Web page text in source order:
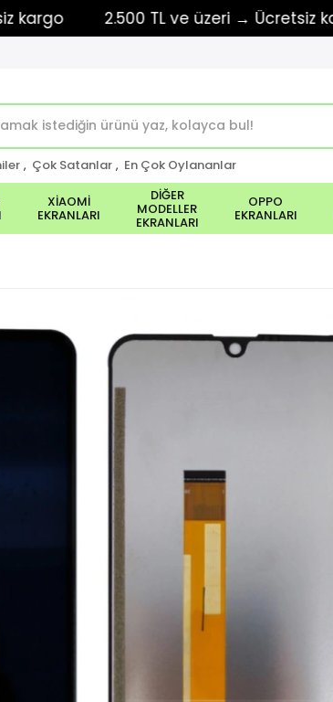
2.500 TL ve üzeri → Ücretsiz kargo
, Çok Satanlar , En Çok Oylananlar
XİAOMİ
EKRANLARI
DİĞER
MODELLER
EKRANLARI
OPPO
EKRANLARI